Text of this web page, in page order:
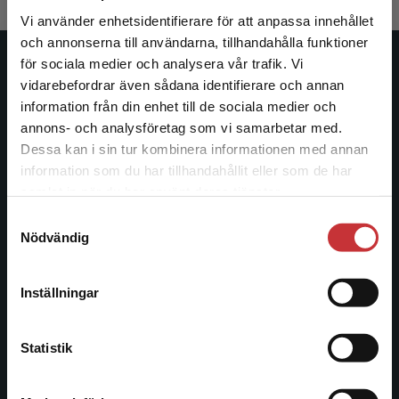
Vi använder enhetsidentifierare för att anpassa innehållet
och annonserna till användarna, tillhandahålla funktioner
för sociala medier och analysera vår trafik. Vi
vidarebefordrar även sådana identifierare och annan
information från din enhet till de sociala medier och
annons- och analysföretag som vi samarbetar med.
Dessa kan i sin tur kombinera informationen med annan
information som du har tillhandahållit eller som de har
Nödvändig
Inställningar
Statistik
Begränsad fraktregion
Det verkar som att du besöker
studentlitteratur.se via en enhet utanför Sverige.
Vi erbjuder inte leveranser utanför Sverige. För
att kunna slutföra ett köp måste
Studentlitteratur
Studentlitteratur grundades 1963 och är idag Sveriges
ledande utbildningsförlag. Med läromedel, kurslitteratur,
facklitteratur, utbildningar och digitala
informationstjänster i utbudet, finns Studentlitteratur med
längs hela kunskapsresan.
Kontakta oss